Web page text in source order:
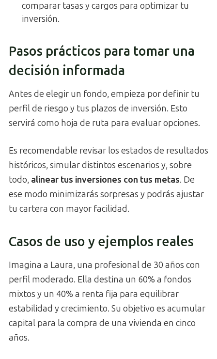
comparar tasas y cargos para optimizar tu
inversión.
Pasos prácticos para tomar una
decisión informada
Antes de elegir un fondo, empieza por definir tu
perfil de riesgo y tus plazos de inversión. Esto
servirá como hoja de ruta para evaluar opciones.
Es recomendable revisar los estados de resultados
históricos, simular distintos escenarios y, sobre
todo, alinear tus inversiones con tus metas. De
ese modo minimizarás sorpresas y podrás ajustar
tu cartera con mayor facilidad.
Casos de uso y ejemplos reales
Imagina a Laura, una profesional de 30 años con
perfil moderado. Ella destina un 60% a fondos
mixtos y un 40% a renta fija para equilibrar
estabilidad y crecimiento. Su objetivo es acumular
capital para la compra de una vivienda en cinco
años.